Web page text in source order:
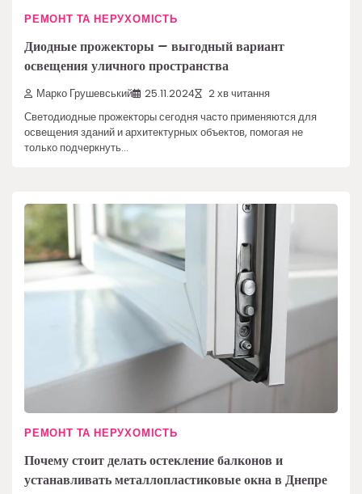
РЕМОНТ ТА НЕРУХОМІСТЬ
Диодные прожекторы – выгодный вариант
освещения уличного пространства
Марко Грушевський 25.11.2024 2 хв читання
Светодиодные прожекторы сегодня часто применяются для
освещения зданий и архитектурных объектов, помогая не
только подчеркнуть…
РЕМОНТ ТА НЕРУХОМІСТЬ
Почему стоит делать остекление балконов и
устанавливать металлопластиковые окна в Днепре